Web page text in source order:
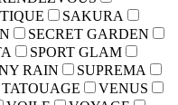
SAKURA
SECRET GARDEN
SPORT GLAM
RAIN
SUPREMA
TATOUAGE
VENUS